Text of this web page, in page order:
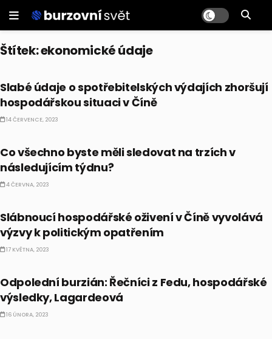
Štítek:ekonomické údaje
Slabé údaje o spotřebitelských výdajích zhoršují
hospodářskou situaci v Číně
14 ČERVENCE, 2023
Co všechno byste měli sledovat na trzích v
následujícím týdnu?
4 ČERVNA, 2023
Slábnoucí hospodářské oživení v Číně vyvolává
výzvy k politickým opatřením
17 KVĚTNA, 2023
Odpolední burzián: Řečníci z Fedu, hospodářské
výsledky, Lagardeová
16 ÚNORA, 2023